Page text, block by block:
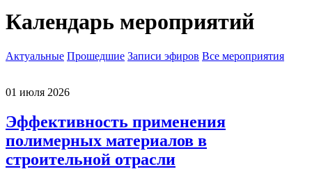
Календарь мероприятий
Актуальные Прошедшие Записи эфиров Все мероприятия
01 июля 2026
Эффективность применения
полимерных материалов в
строительной отрасли